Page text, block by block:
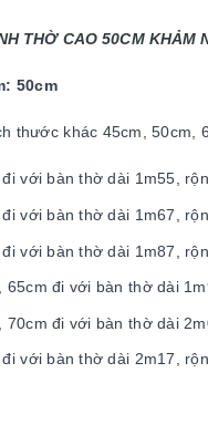
THỜ CAO 50CM KHẢM
50cm
thước khác 45cm,
với bàn thờ dài 1m55,
với bàn thờ dài 1m67,
với bàn thờ dài 1m87,
65cm đi với bàn thờ dài
70cm đi với bàn thờ dài
với bàn thờ dài 2m17,